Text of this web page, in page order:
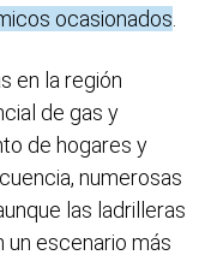
ocasionados
en la región
de gas y
de hogares y
numerosas
las ladrilleras
escenario más